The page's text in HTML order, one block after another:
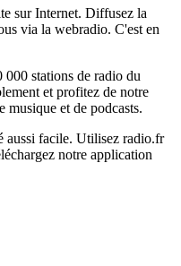
sur Internet. Diffusez la
via la webradio. C'est en
stations de radio du
et profitez de notre
musique et de podcasts.
aussi facile. Utilisez radio.fr
notre application